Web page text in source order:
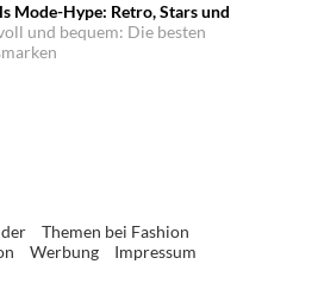
Mode-Hype: Retro, Stars und
und bequem: Die besten
Themen bei Fashion
Werbung
Impressum